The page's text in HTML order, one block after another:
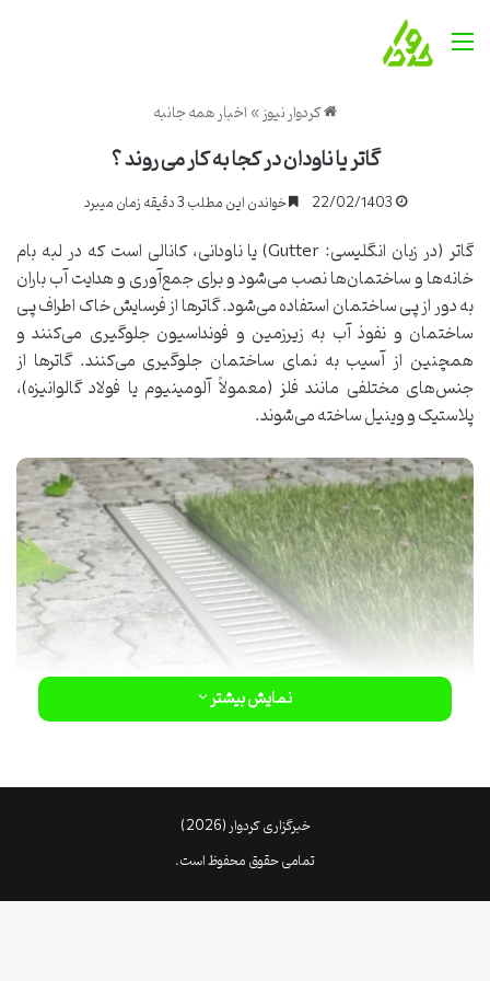
منو
کردوار نیوز»اخبار همه جانبه
گاتر یا ناودان در کجا به کار می روند ؟
22/02/1403 خواندن این مطلب 3 دقیقه زمان میبرد
گاتر (در زبان انگلیسی: Gutter) یا ناودانی، کانالی است که در لبه بام
خانه‌ها و ساختمان‌ها نصب می‌شود و برای جمع‌آوری و هدایت آب باران
به دور از پی ساختمان استفاده می‌شود. گاترها از فرسایش خاک اطراف پی
ساختمان و نفوذ آب به زیرزمین و فونداسیون جلوگیری می‌کنند و
همچنین از آسیب به نمای ساختمان جلوگیری می‌کنند. گاترها از
جنس‌های مختلفی مانند فلز (معمولاً آلومینیوم یا فولاد گالوانیزه)،
پلاستیک و وینیل ساخته می‌شوند.
نمایش بیشتر
خبرگزاری کردوار (2026)
تمامی حقوق محفوظ است.